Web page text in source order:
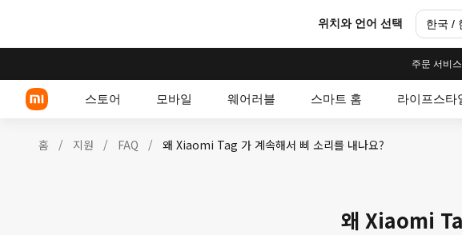
위치와 언어 선택 한국 /
주문 서비
스토어 모바일 웨어러블 스마트 홈 라이프스타
홈 / 지원 / FAQ / 왜 Xiaomi Tag 가 계속해서 삐 소리를 내나요?
왜 Xiaomi